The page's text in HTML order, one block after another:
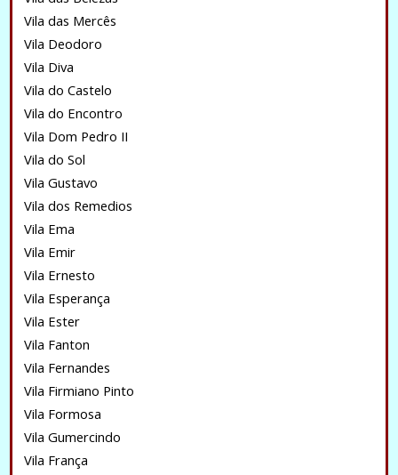
Vila das Mercês
Vila Deodoro
Vila Diva
Vila do Castelo
Vila do Encontro
Vila Dom Pedro II
Vila do Sol
Vila Gustavo
Vila dos Remedios
Vila Ema
Vila Emir
Vila Ernesto
Vila Esperança
Vila Ester
Vila Fanton
Vila Fernandes
Vila Firmiano Pinto
Vila Formosa
Vila Gumercindo
Vila França